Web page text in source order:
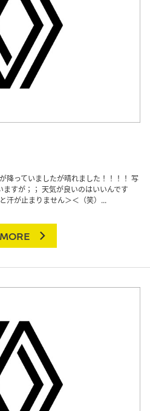
降っていましたが晴れました！！！！ 写
すが；； 天気が良いのはいいんです
汗が止まりません＞＜（笑）...
MORE